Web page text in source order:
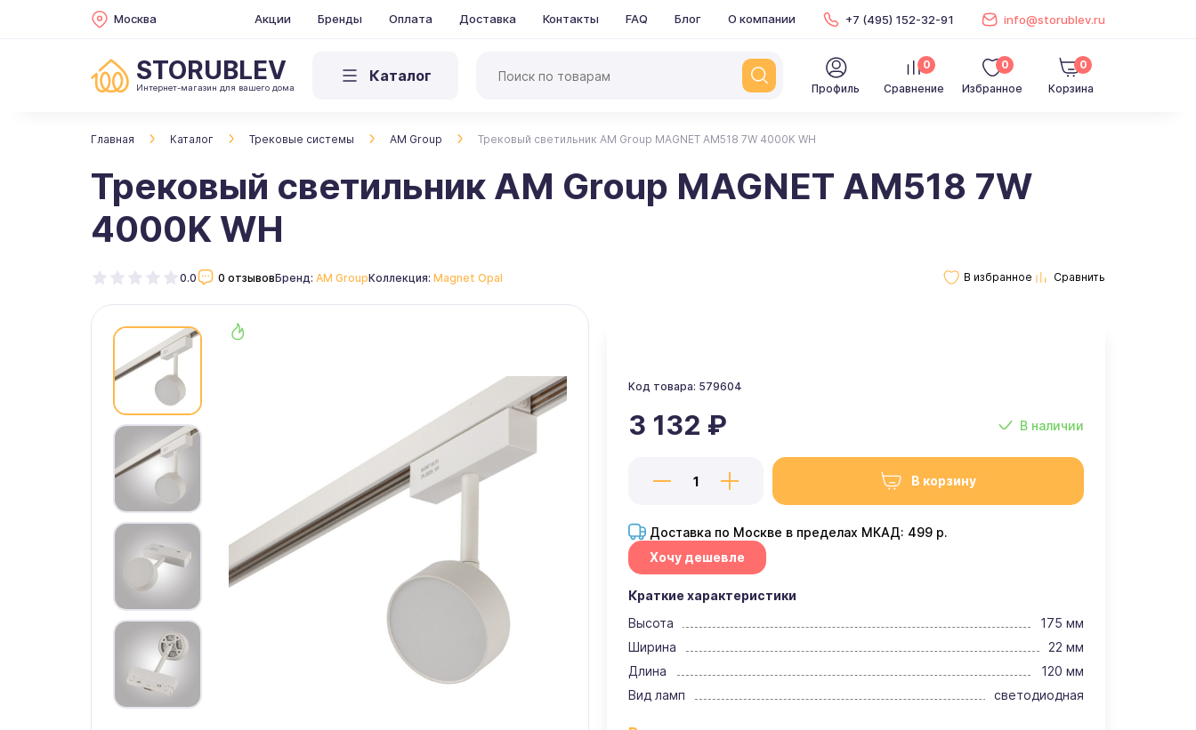
Москва Акции Бренды Оплата Доставка Контакты FAQ Блог О компании +7 (495) 152-32-91 info@storublev.ru
STORUBLEV
Интернет-магазин для вашего дома
Каталог
Профиль Сравнение
0
Избранное
0
Корзина
0
Главная Каталог Трековые системы AM Group Трековый светильник AM Group MAGNET AM518 7W 4000K WH
Трековый светильник AM Group MAGNET AM518 7W
4000K WH
0.0 0 отзывовБренд: AM GroupКоллекция: Magnet Opal
Код товара: 579604
В наличии
3 132 ₽
В корзину
Доставка по Москве в пределах МКАД: 499 р.
Хочу дешевле
Краткие характеристики
Высота
175 мм
Ширина
22 мм
Длина
120 мм
Вид ламп
светодиодная